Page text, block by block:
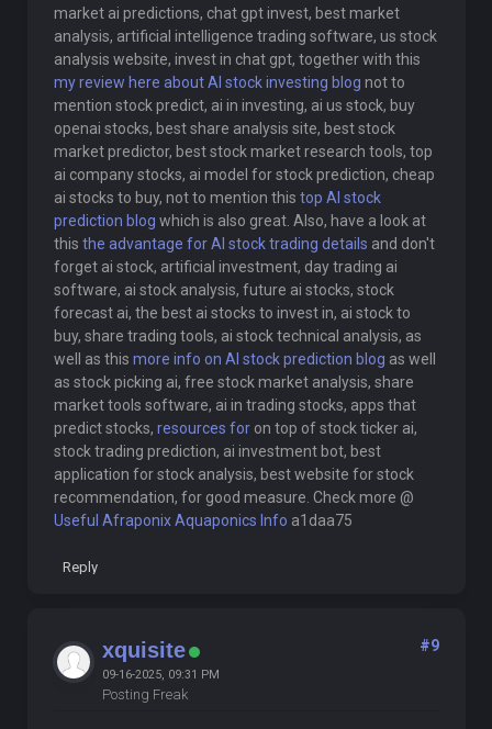
market ai predictions, chat gpt invest, best market
analysis, artificial intelligence trading software, us stock
analysis website, invest in chat gpt, together with this
my review here about AI stock investing blog not to
mention stock predict, ai in investing, ai us stock, buy
openai stocks, best share analysis site, best stock
market predictor, best stock market research tools, top
ai company stocks, ai model for stock prediction, cheap
ai stocks to buy, not to mention this top AI stock
prediction blog which is also great. Also, have a look at
this the advantage for AI stock trading details and don't
forget ai stock, artificial investment, day trading ai
software, ai stock analysis, future ai stocks, stock
forecast ai, the best ai stocks to invest in, ai stock to
buy, share trading tools, ai stock technical analysis, as
well as this more info on AI stock prediction blog as well
as stock picking ai, free stock market analysis, share
market tools software, ai in trading stocks, apps that
predict stocks, resources foron top of stock ticker ai,
stock trading prediction, ai investment bot, best
application for stock analysis, best website for stock
recommendation, for good measure. Check more @
Useful Afraponix Aquaponics Info a1daa75
Reply
xquisite
09-16-2025, 09:31 PM
Posting Freak
#9